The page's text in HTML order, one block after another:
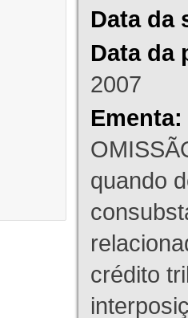
Data da
Data da
2007
Ementa:
quando
crédito